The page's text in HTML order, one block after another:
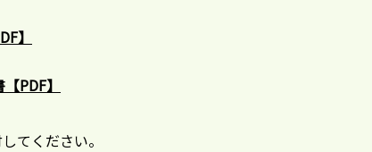
】
PDF】
てください。